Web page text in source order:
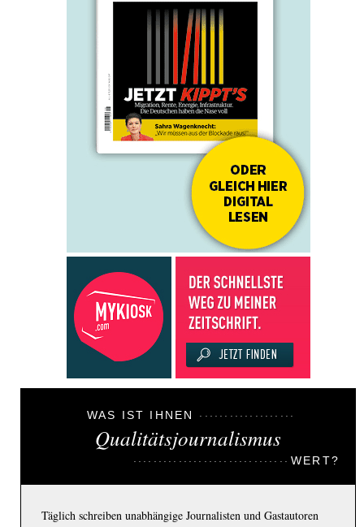
WAS IST IHNEN
Qualitätsjournalismus
WERT?
Täglich schreiben unabhängige Journalisten und Gastautoren